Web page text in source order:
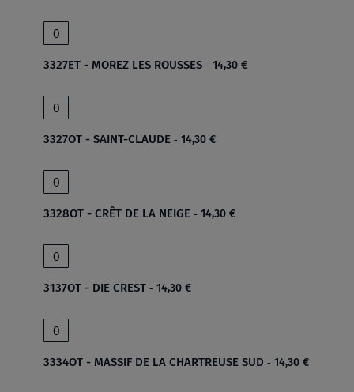
3327ET - MOREZ LES ROUSSES 14,30 €
3327OT - SAINT-CLAUDE 14,30 €
3328OT - CRÊT DE LA NEIGE 14,30 €
3137OT - DIE CREST 14,30 €
3334OT - MASSIF DE LA CHARTREUSE SUD 14,30 €